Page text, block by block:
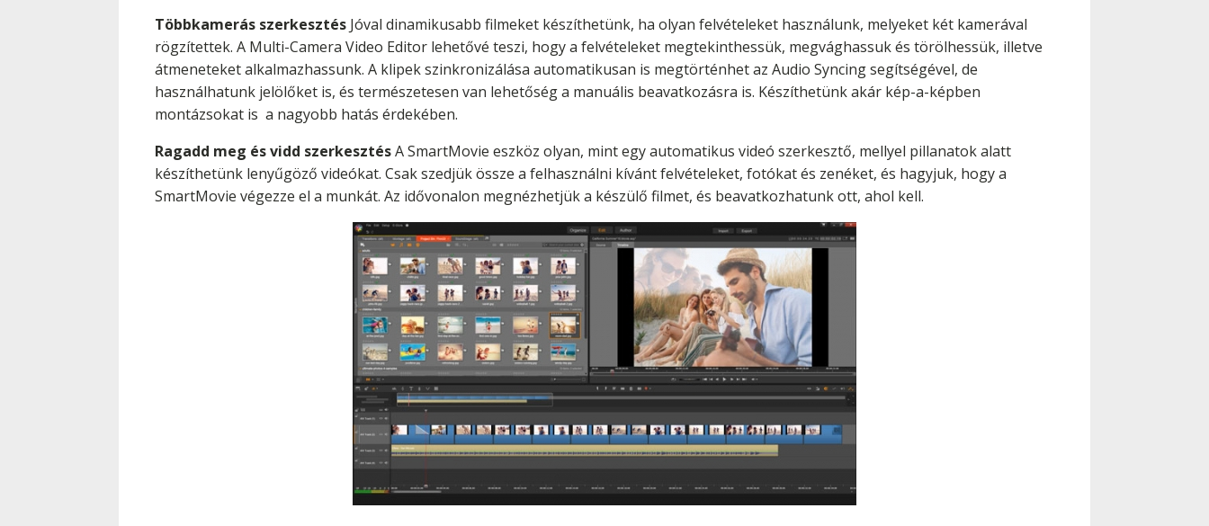
Többkamerás szerkesztés Jóval dinamikusabb filmeket készíthetünk, ha olyan felvételeket használunk, melyeket két kamerával
rögzítettek. A Multi-Camera Video Editor lehetővé teszi, hogy a felvételeket megtekinthessük, megvághassuk és törölhessük, illetve
átmeneteket alkalmazhassunk. A klipek szinkronizálása automatikusan is megtörténhet az Audio Syncing segítségével, de
használhatunk jelölőket is, és természetesen van lehetőség a manuális beavatkozásra is. Készíthetünk akár kép-a-képben
montázsokat is a nagyobb hatás érdekében.
Ragadd meg és vidd szerkesztésA SmartMovie eszköz olyan, mint egy automatikus videó szerkesztő, mellyel pillanatok alatt
készíthetünk lenyűgöző videókat. Csak szedjük össze a felhasználni kívánt felvételeket, fotókat és zenéket, és hagyjuk, hogy a
SmartMovie végezze el a munkát. Az idővonalon megnézhetjük a készülő filmet, és beavatkozhatunk ott, ahol kell.